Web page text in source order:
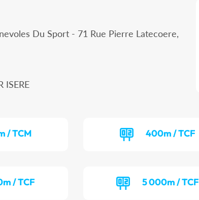
Du Sport - 71 Rue Pierre Latecoere,
ISERE
/ TCM 400m / TCF
/ TCF 5 000m / TCF